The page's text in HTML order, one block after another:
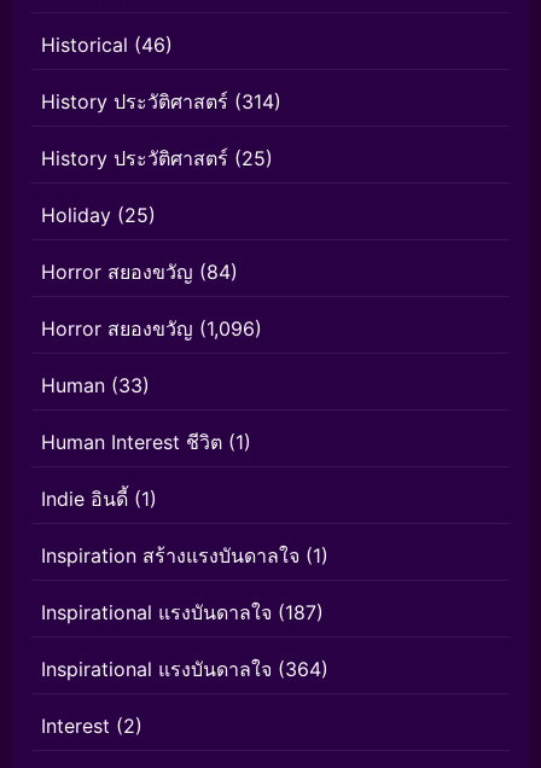
Historical (46)
History ประวัติศาสตร์ (314)
History ประวัติศาสตร์ (25)
Holiday (25)
Horror สยองขวัญ (84)
Horror สยองขวัญ (1,096)
Human (33)
Human Interest ชีวิต (1)
Indie อินดี้ (1)
Inspiration สร้างแรงบันดาลใจ (1)
Inspirational แรงบันดาลใจ (187)
Inspirational แรงบันดาลใจ (364)
Interest (2)